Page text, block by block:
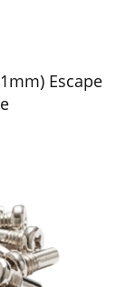
Escape